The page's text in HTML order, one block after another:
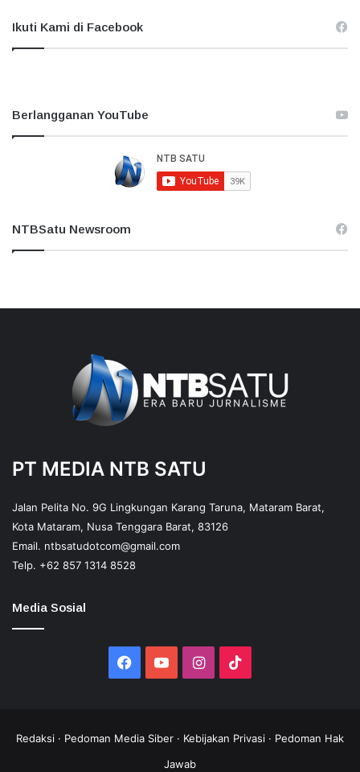
Ikuti Kami di Facebook
Berlangganan YouTube
NTBSatu Newsroom
PT MEDIA NTB SATU
Jalan Pelita No. 9G Lingkungan Karang Taruna, Mataram Barat,
Kota Mataram, Nusa Tenggara Barat, 83126
Email. ntbsatudotcom@gmail.com
Telp. +62 857 1314 8528
Media Sosial
Facebook
YouTubeInstagram
Redaksi · Pedoman Media Siber · Kebijakan Privasi · Pedoman Hak
Jawab